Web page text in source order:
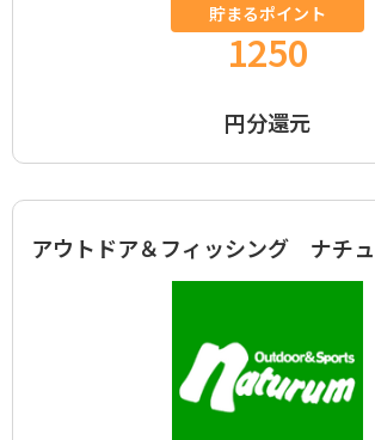
貯まるポイント
1250
円分還元
アウトドア＆フィッシング ナチ